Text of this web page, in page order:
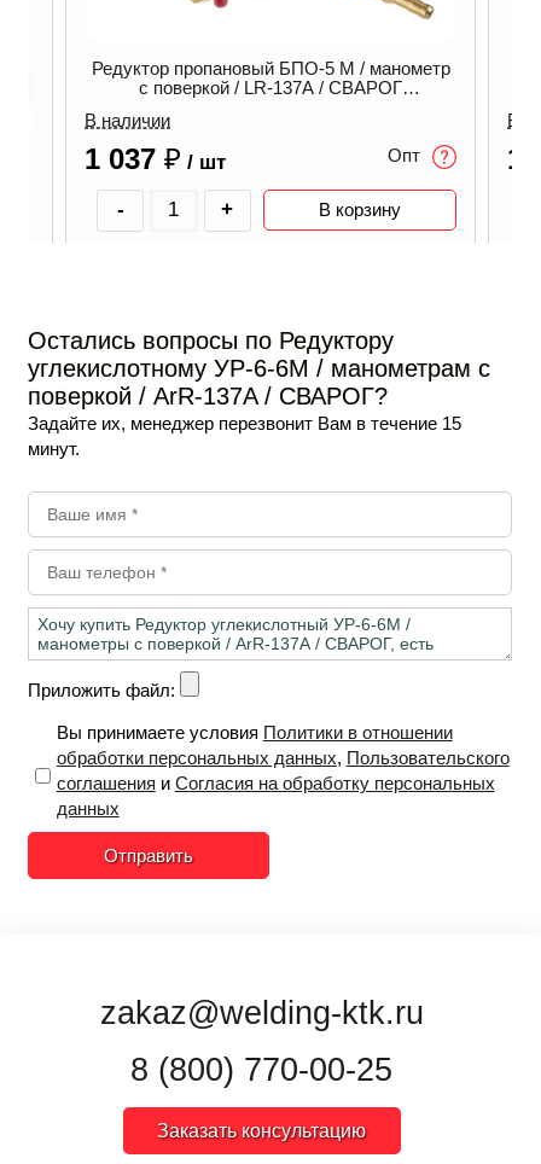
Редуктор пропановый БПО-5 М / манометр
с поверкой / LR-137A / СВАРОГ
В наличии
1 037 ₽ / шт Опт
- + В корзину
В
1
Остались вопросы по Редуктору
углекислотному УР-6-6М / манометрам с
поверкой / ArR-137A / СВАРОГ?
Задайте их, менеджер перезвонит Вам в течение 15
минут.
Приложить файл:
Вы принимаете условия Политики в отношении
обработки персональных данных, Пользовательского
соглашения и Согласия на обработку персональных
данных
Отправить
zakaz@welding-ktk.ru
8 (800) 770-00-25
Заказать консультацию